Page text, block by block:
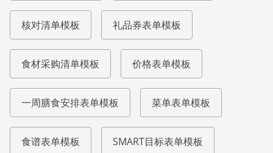
核对清单模板 礼品券表单模板
食材采购清单模板 价格表单模板
一周膳食安排表单模板 菜单表单模板
食谱表单模板 SMART目标表单模板